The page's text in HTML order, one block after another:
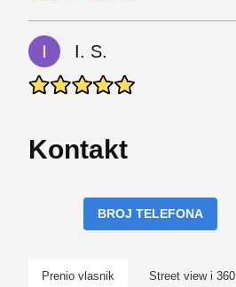
I. S.
Kontakt
BROJ TELEFONA
Prenio vlasnik Street view i 360